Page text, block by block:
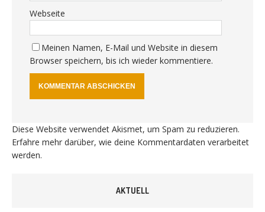
Webseite
Meinen Namen, E-Mail und Website in diesem
Browser speichern, bis ich wieder kommentiere.
Diese Website verwendet Akismet, um Spam zu reduzieren.
Erfahre mehr darüber, wie deine Kommentardaten verarbeitet
werden.
AKTUELL